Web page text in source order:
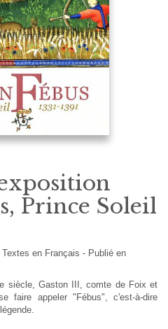
Prince Soleil
Textes en Français - Publié en
siècle, Gaston III, comte de Foix et
faire appeler "Fébus", c'est-à-dire